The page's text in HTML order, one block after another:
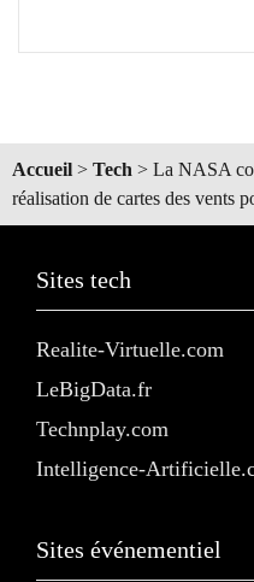
Accueil > Tech > La NASA
réalisation de cartes des vents
Sites tech
Realite-Virtuelle.com
LeBigData.fr
Technplay.com
Intelligence-
Sites événementiel